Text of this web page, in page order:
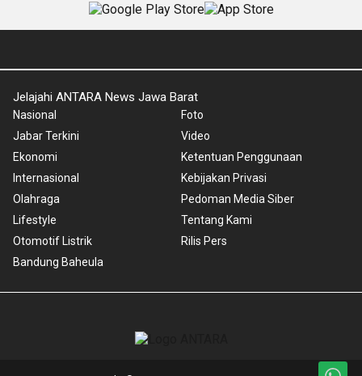
Jelajahi ANTARA News Jawa Barat
Nasional
Jabar Terkini
Ekonomi
Internasional
Olahraga
Lifestyle
Otomotif Listrik
Bandung Baheula
Foto
Video
Ketentuan Penggunaan
Kebijakan Privasi
Pedoman Media Siber
Tentang Kami
Rilis Pers